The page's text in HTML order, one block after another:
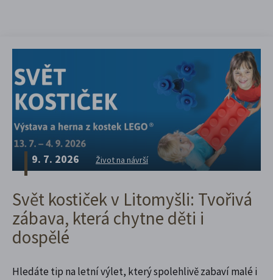
9. 7. 2026 Život na návrší
Svět kostiček v Litomyšli: Tvořivá
zábava, která chytne děti i
dospělé
Hledáte tip na letní výlet, který spolehlivě zabaví malé i